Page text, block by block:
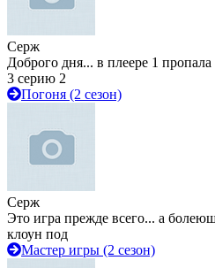
Серж
Доброго дня... в плеере 1 пропала
3 серию 2
Погоня (2 сезон)
Серж
Это игра прежде всего... а
клоун под
Мастер игры (2 сезон)